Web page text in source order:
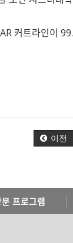
커트라인이
이전
프로그램